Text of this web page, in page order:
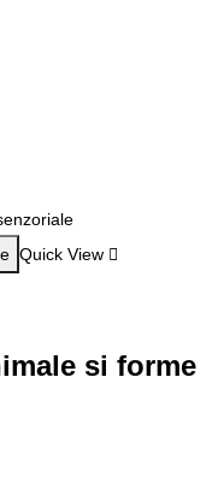
Quick View
si forme